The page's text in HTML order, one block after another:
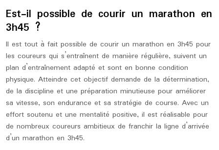
Est-il possible de courir un marathon en
3h45 ?
Il est tout à fait possible de courir un marathon en 3h45 pour
les coureurs qui s’entraînent de manière régulière, suivent un
plan d’entraînement adapté et sont en bonne condition
physique. Atteindre cet objectif demande de la détermination,
de la discipline et une préparation minutieuse pour améliorer
sa vitesse, son endurance et sa stratégie de course. Avec un
effort soutenu et une mentalité positive, il est réalisable pour
de nombreux coureurs ambitieux de franchir la ligne d’arrivée
d’un marathon en 3h45.